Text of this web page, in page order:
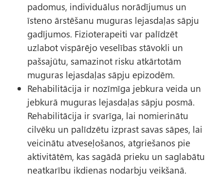
padomus, individuālus norādījumus un
īsteno ārstēšanu muguras lejasdaļas sāpju
gadījumos. Fizioterapeiti var palīdzēt
uzlabot vispārējo veselības stāvokli un
pašsajūtu, samazinot risku atkārtotām
muguras lejasdaļas sāpju epizodēm.
Rehabilitācija ir nozīmīga jebkura veida un
jebkurā muguras lejasdaļas sāpju posmā.
Rehabilitācija ir svarīga, lai nomierinātu
cilvēku un palīdzētu izprast savas sāpes, lai
veicinātu atveseļošanos, atgriešanos pie
aktivitātēm, kas sagādā prieku un saglabātu
neatkarību ikdienas nodarbju veikšanā.